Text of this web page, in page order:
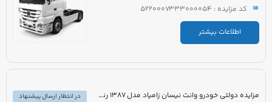
کد مزایده : 5220007333000054
اطلاعات بیشتر
مزایده دولتی خودرو وانت نیسان زامیاد مدل 1387 رنگ آبی
در انتظار ارسال پیشنهاد